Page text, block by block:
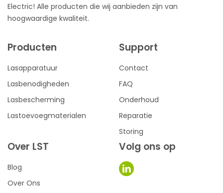
Electric! Alle producten die wij aanbieden zijn van
hoogwaardige kwaliteit.
Producten
Lasapparatuur
Lasbenodigheden
Lasbescherming
Lastoevoegmaterialen
Support
Contact
FAQ
Onderhoud
Reparatie
Storing
Over LST
Blog
Over Ons
Volg ons op